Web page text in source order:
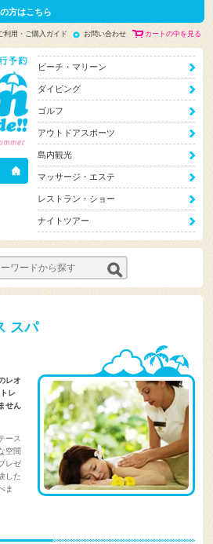
方はこちら
利用・ご購入ガイド お問い合わせ カートの中を見る
ビーチ・マリーン
ダイビング
ゴルフ
アウトドアスポーツ
島内観光
マッサージ・エステ
レストラン・ショー
ナイトツアー
スパ
レオ
レ
せん
ース
空間
レゼ
した
ま